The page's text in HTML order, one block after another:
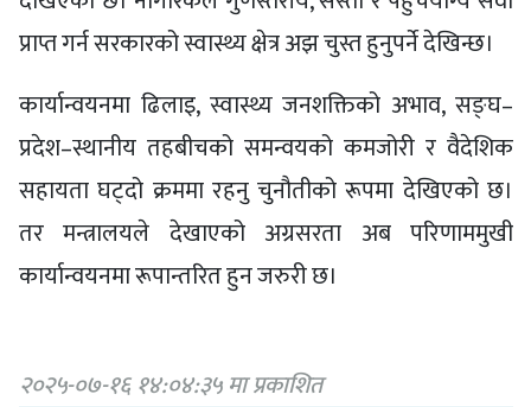
प्राप्त गर्न सरकारको स्वास्थ्य क्षेत्र अझ चुस्त हुनुपर्ने देखिन्छ।
कार्यान्वयनमा ढिलाइ, स्वास्थ्य जनशक्तिको अभाव, सङ्घ–
प्रदेश–स्थानीय तहबीचको समन्वयको कमजोरी र वैदेशिक
सहायता घट्दो क्रममा रहनु चुनौतीको रूपमा देखिएको छ।
तर मन्त्रालयले देखाएको अग्रसरता अब परिणाममुखी
कार्यान्वयनमा रूपान्तरित हुन जरुरी छ।
२०२५-०७-१६ १४:०४:३५ मा प्रकाशित